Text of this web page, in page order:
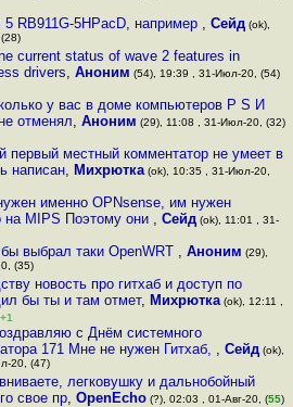
RB911G-5HPacD, например , Сейд(ok),
current status of wave 2 features in
drivers,Аноним (54), 19:39 , 31-Июл-20, (54)
у вас в доме компьютеров P S И
отменял, Аноним (29), 11:08 , 31-Июл-20, (32)
первый местный комментатор не умеет в
написан, Михрютка(ok), 10:35 , 31-Июл-20,
именно OPNsense, им нужен
на MIPS Поэтому они , Сейд(ok), 11:01 , 31-
выбрал таки OpenWRT ,Аноним (29),
(35)
новость про гитхаб и доступ по
бы ты и там отмет, Михрютка (ok), 12:11 ,
+1
с Днём системного
171 Мне не нужен Гитхаб, , Сейд(ok),
20, (47)
легковушку и дальнобойный
свое пр, OpenEcho(?), 02:03 , 01-Авг-20, (55)